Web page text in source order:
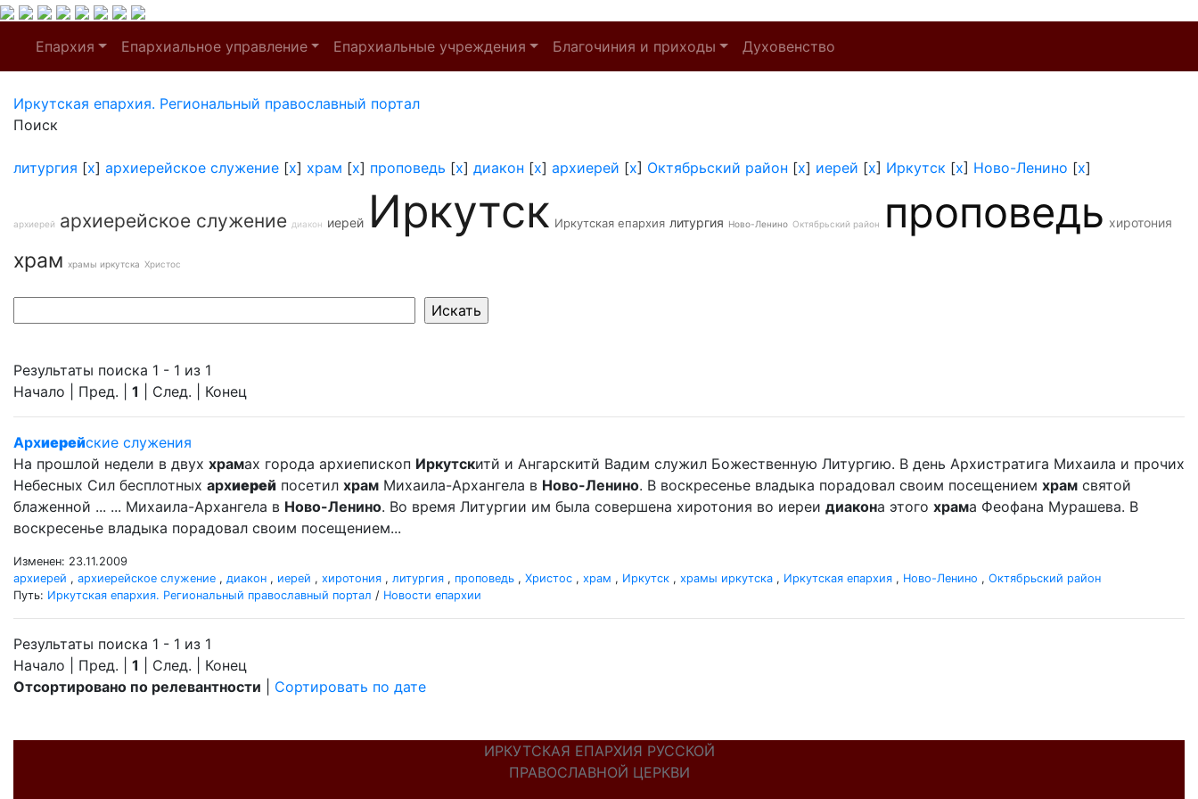
Епархия Епархиальное управление Епархиальные учреждения Благочиния и приходы Духовенство
Иркутская епархия. Региональный православный портал
Поиск
литургия [x] архиерейское служение [x] храм [x] проповедь [x] диакон [x] архиерей [x] Октябрьский район [x] иерей [x] Иркутск [x] Ново-Ленино [x]
архиерей архиерейское служение диакон иерей Иркутск Иркутская епархия литургия Ново-Ленино Октябрьский район проповедь хиротония
храм храмы иркутска Христос
Результаты поиска 1 - 1 из 1
Начало | Пред. | 1 | След. | Конец
Архиерейские служения
На прошлой недели в двух храмах города архиепископ Иркутскитй и Ангарскитй Вадим служил Божественную Литургию. В день Архистратига Михаила и прочих
Небесных Сил бесплотных архиерей посетил храм Михаила-Архангела в Ново-Ленино. В воскресенье владыка порадовал своим посещением храм святой
блаженной ... ... Михаила-Архангела в Ново-Ленино. Во время Литургии им была совершена хиротония во иереи диакона этого храма Феофана Мурашева. В
воскресенье владыка порадовал своим посещением...
Изменен: 23.11.2009
архиерей , архиерейское служение , диакон , иерей , хиротония , литургия , проповедь , Христос , храм , Иркутск , храмы иркутска , Иркутская епархия , Ново-Ленино , Октябрьский район
Путь: Иркутская епархия. Региональный православный портал / Новости епархии
Результаты поиска 1 - 1 из 1
Начало | Пред. | 1 | След. | Конец
Отсортировано по релевантности
Сортировать по дате
ИРКУТСКАЯ ЕПАРХИЯ РУССКОЙ
ПРАВОСЛАВНОЙ ЦЕРКВИ